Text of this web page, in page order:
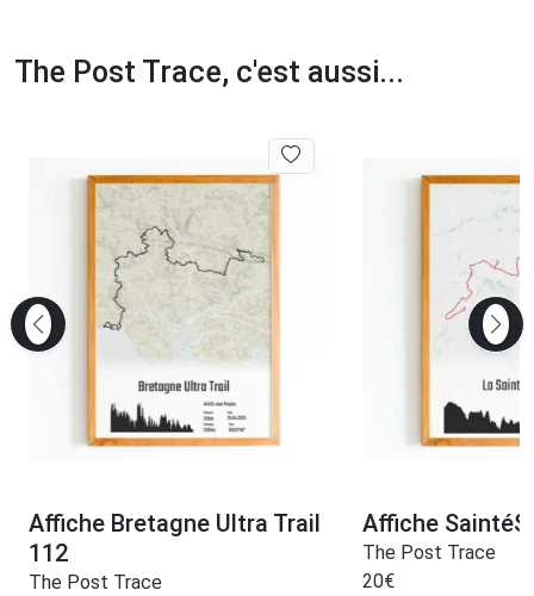
The Post Trace, c'est aussi...
Affiche Bretagne Ultra Trail
112
The Post Trace
Affiche
The Post Trace
20€